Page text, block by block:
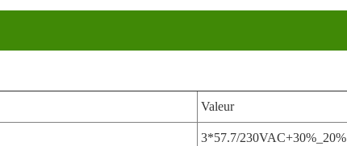
Valeur
3*57.7/230VAC+30%_20%